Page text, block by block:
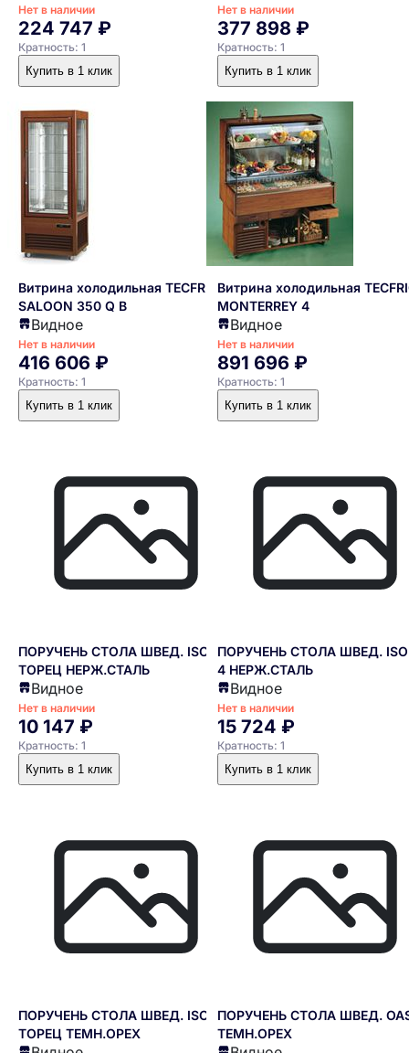
Нет в наличии
224 747 ₽
Кратность: 1
Купить в 1 клик
Нет в наличии
377 898 ₽
Кратность: 1
Купить в 1 клик
Витрина холодильная TECFRIGO
SALOON 350 Q B
Видное
Нет в наличии
416 606 ₽
Кратность: 1
Купить в 1 клик
Витрина холодильная
MONTERREY 4
Видное
Нет в наличии
891 696 ₽
Кратность: 1
Купить в 1 клик
ПОРУЧЕНЬ СТОЛА ШВЕД. ISOLA
ТОРЕЦ НЕРЖ.СТАЛЬ
Видное
Нет в наличии
10 147 ₽
Кратность: 1
Купить в 1 клик
ПОРУЧЕНЬ СТОЛА ШВЕД.
4 НЕРЖ.СТАЛЬ
Видное
Нет в наличии
15 724 ₽
Кратность: 1
Купить в 1 клик
ПОРУЧЕНЬ СТОЛА ШВЕД. ISOLA
ТОРЕЦ ТЕМН.ОРЕХ
ПОРУЧЕНЬ СТОЛА ШВЕД.
ТЕМН.ОРЕХ